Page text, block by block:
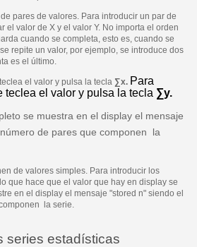
pares de valores. Para introducir un par de
el valor de X y el valor Y. No importa el orden
cuando se completa, esto es, cuando se
repite un valor, por ejemplo, se introduce dos
es el último.
el valor y pulsa la tecla∑x. Para
teclea el valor y pulsa la tecla ∑y.
se muestra en el display el mensaje
de pares que componen la
de valores simples. Para introducir los
lo que hace que el valor que hay en display se
en el display el mensaje "stored n" siendo el
la serie.
series estadísticas